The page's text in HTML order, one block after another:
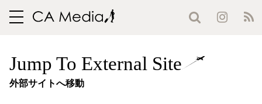
toggle
Jump To External Site
外部サイトへ移動